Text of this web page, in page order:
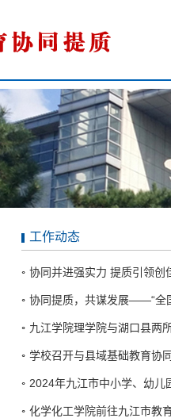
工作动态
协同并进强实力 提质引领
协同提质，共谋发展——“全
九江学院理学院与湖口县两
学校召开与县域基础教育协
2024年九江市中小学、幼儿
化学化工学院前往九江市教